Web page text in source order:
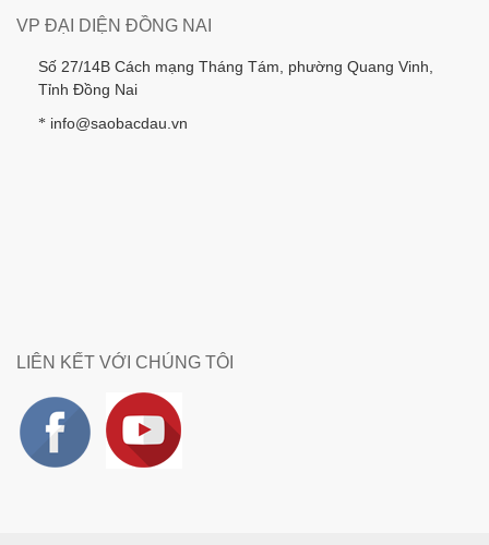
VP ĐẠI DIỆN ĐỒNG NAI
Số 27/14B Cách mạng Tháng Tám, phường Quang Vinh,
Tỉnh Đồng Nai
* info@saobacdau.vn
LIÊN KẾT VỚI CHÚNG TÔI